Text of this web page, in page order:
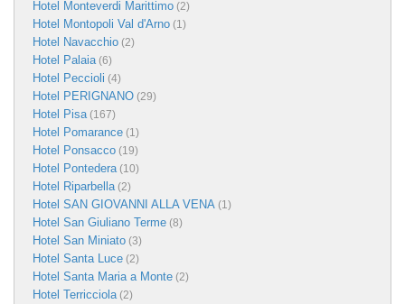
Hotel Monteverdi Marittimo (2)
Hotel Montopoli Val d'Arno (1)
Hotel Navacchio (2)
Hotel Palaia(6)
Hotel Peccioli (4)
Hotel PERIGNANO (29)
Hotel Pisa(167)
Hotel Pomarance (1)
Hotel Ponsacco (19)
Hotel Pontedera(10)
Hotel Riparbella(2)
Hotel SAN GIOVANNI ALLA VENA (1)
Hotel San Giuliano Terme (8)
Hotel San Miniato (3)
Hotel Santa Luce (2)
Hotel Santa Maria a Monte (2)
Hotel Terricciola(2)